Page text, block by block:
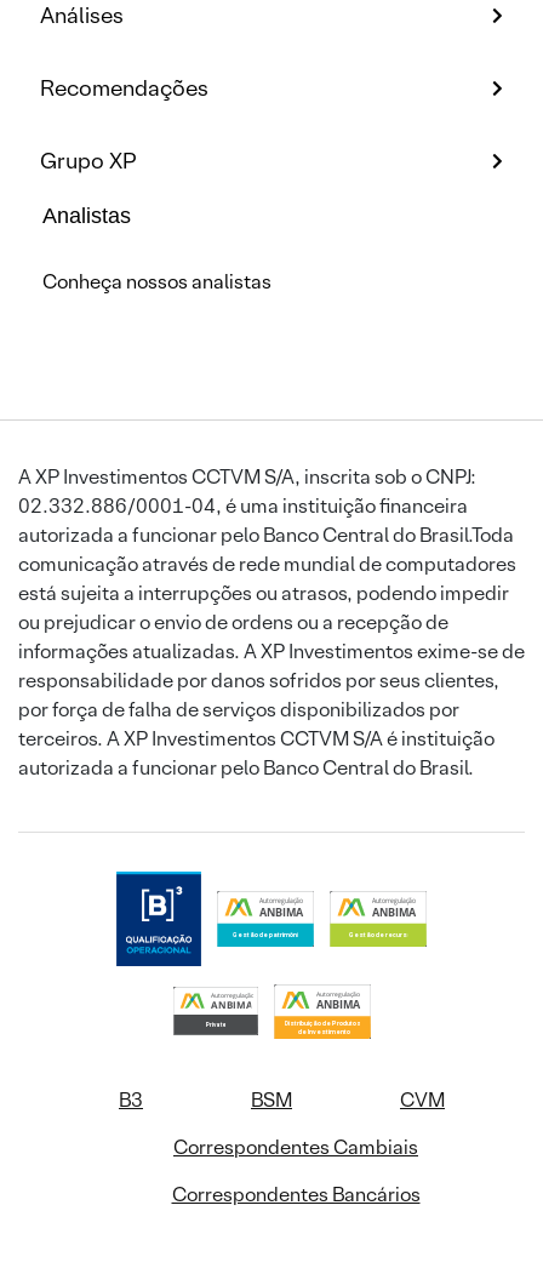
Análises
Recomendações
Grupo XP
Analistas
Conheça nossos analistas
A XP Investimentos CCTVM S/A, inscrita sob o CNPJ:
02.332.886/0001-04, é uma instituição financeira
autorizada a funcionar pelo Banco Central do Brasil.Toda
comunicação através de rede mundial de computadores
está sujeita a interrupções ou atrasos, podendo impedir
ou prejudicar o envio de ordens ou a recepção de
informações atualizadas. A XP Investimentos exime-se de
responsabilidade por danos sofridos por seus clientes,
por força de falha de serviços disponibilizados por
terceiros. A XP Investimentos CCTVM S/A é instituição
autorizada a funcionar pelo Banco Central do Brasil.
B3 BSM
CVM
Correspondentes Cambiais
Correspondentes Bancários